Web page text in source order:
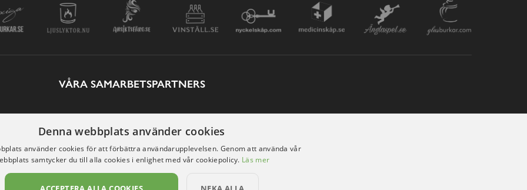
VÅRA SAMARBETSPARTNERS
Denna webbplats använder cookies
använder cookies för att förbättra användarupplevelsen. Genom att använda vår
samtycker du till alla cookies i enlighet med vår cookiepolicy. Läs mer